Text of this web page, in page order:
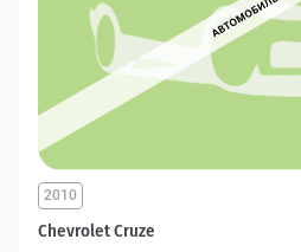
Chevrolet Cruze
2010